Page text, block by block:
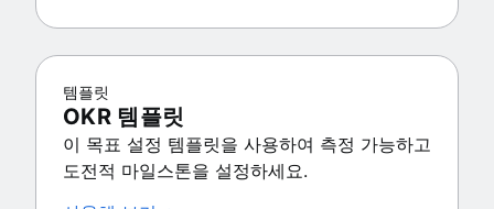
템플릿
OKR 템플릿
이 목표 설정 템플릿을 사용하여 측정 가능하고
도전적 마일스톤을 설정하세요.